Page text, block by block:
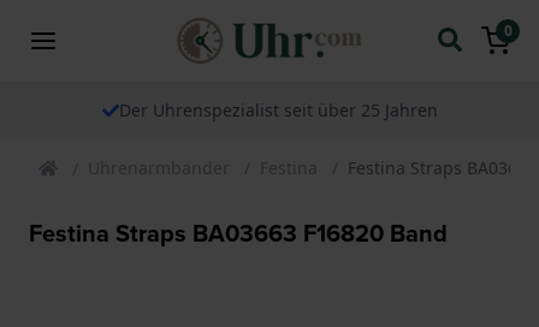
0
Der Uhrenspezialist seit über 25 Jahren
Uhrenarmbander Festina Festina Straps
Festina Straps BA03663 F16820 Band